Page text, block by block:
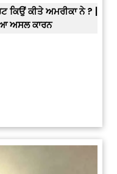
ਕੀਤੇ ਅਮਰੀਕਾ ਨੇ ? |
ਕਾਰਨ